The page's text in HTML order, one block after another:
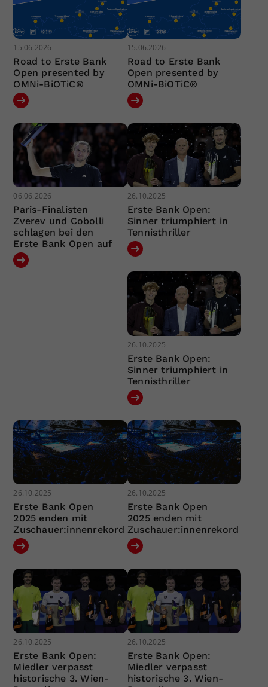
15.06.2026
Road to Erste Bank
Open presented by
OMNi-BiOTiC®
15.06.2026
Road to Erste Bank
Open presented by
OMNi-BiOTiC®
06.06.2026
Paris-Finalisten
Zverev und Cobolli
schlagen bei den
Erste Bank Open auf
26.10.2025
Erste Bank Open:
Sinner triumphiert in
Tennisthriller
26.10.2025
Erste Bank Open:
Sinner triumphiert in
Tennisthriller
26.10.2025
Erste Bank Open
2025 enden mit
Zuschauer:innenrekord
26.10.2025
Erste Bank Open
2025 enden mit
Zuschauer:innenrekord
26.10.2025
Erste Bank Open:
Miedler verpasst
historische 3. Wien-
26.10.2025
Erste Bank Open:
Miedler verpasst
historische 3. Wien-